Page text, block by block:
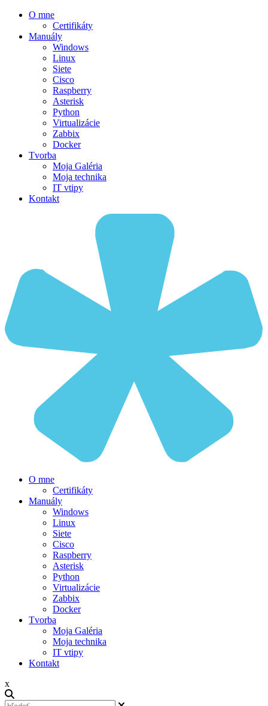
O mne
Certifikáty
Manuály
Windows
Linux
Siete
Cisco
Raspberry
Asterisk
Python
Virtualizácie
Zabbix
Docker
Tvorba
Moja Galéria
Moja technika
IT vtipy
Kontakt
O mne
Certifikáty
Manuály
Windows
Linux
Siete
Cisco
Raspberry
Asterisk
Python
Virtualizácie
Zabbix
Docker
Tvorba
Moja Galéria
Moja technika
IT vtipy
Kontakt
x